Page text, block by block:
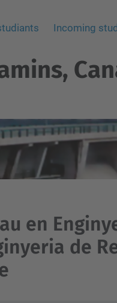
Incoming
en
de